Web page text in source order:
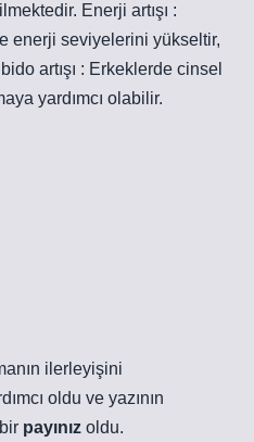
Enerji artışı :
enerji seviyelerini yükseltir,
artışı : Erkeklerde cinsel
yardımcı olabilir.
ilerleyişini
oldu ve yazının
payınız oldu.